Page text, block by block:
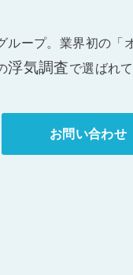
ループ。業界初の「
浮気調査で選ばれ
お問い合わせ